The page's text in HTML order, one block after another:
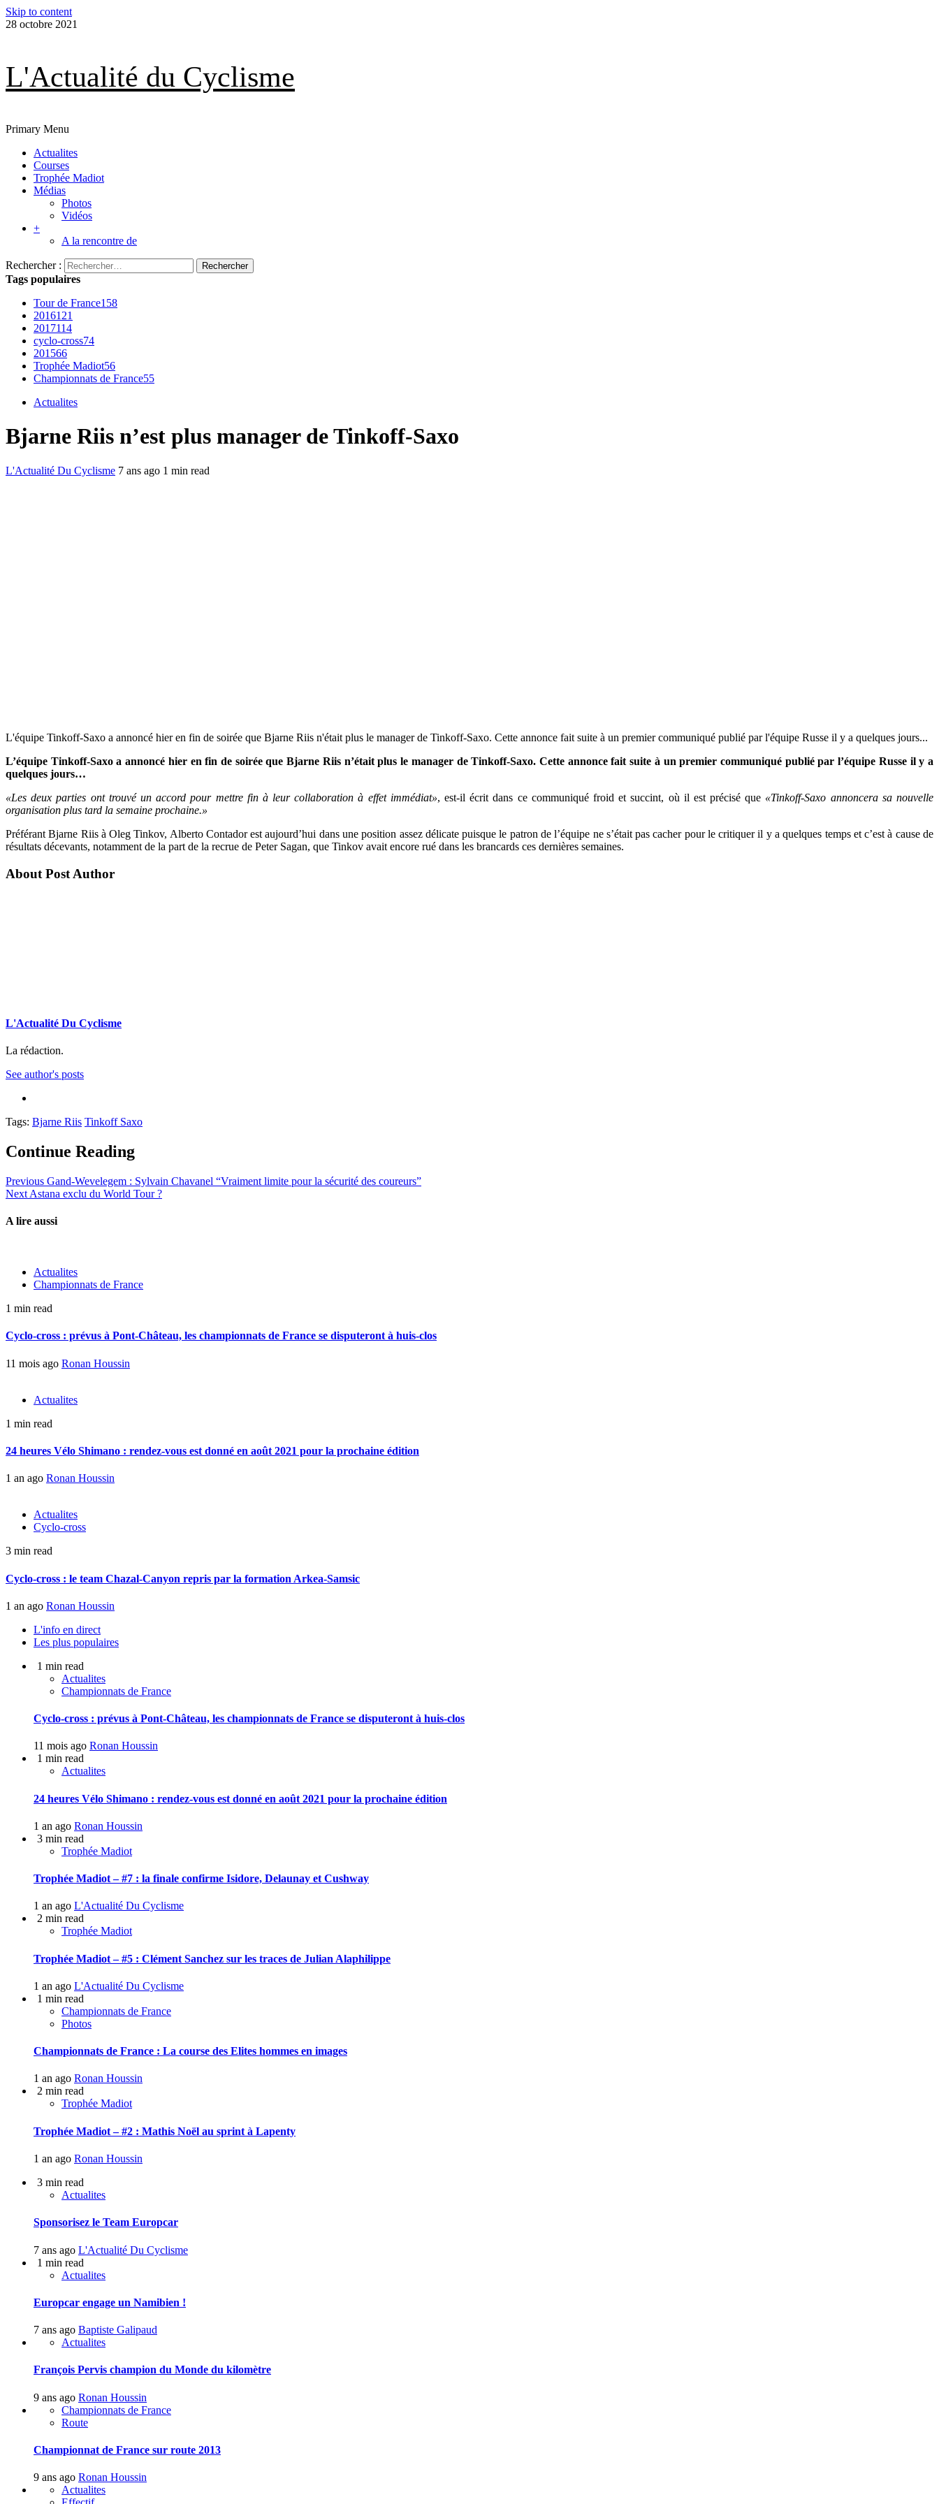
Skip to content
28 octobre 2021
L'Actualité du Cyclisme
Primary Menu
Actualites
Courses
Trophée Madiot
Médias
Photos
Vidéos
+
A la rencontre de
Rechercher :
Tags populaires
Tour de France158
2016121
2017114
cyclo-cross74
201566
Trophée Madiot56
Championnats de France55
Actualites
Bjarne Riis n’est plus manager de Tinkoff-Saxo
L'Actualité Du Cyclisme 7 ans ago 1 min read
L'équipe Tinkoff-Saxo a annoncé hier en fin de soirée que Bjarne Riis n'était plus le manager de Tinkoff-Saxo. Cette annonce fait suite à un premier communiqué publié par l'équipe Russe il y a quelques jours...
L’équipe Tinkoff-Saxo a annoncé hier en fin de soirée que Bjarne Riis n’était plus le manager de Tinkoff-Saxo. Cette annonce fait suite à un premier communiqué publié par l’équipe Russe il y a
quelques jours…
«Les deux parties ont trouvé un accord pour mettre fin à leur collaboration à effet immédiat», est-il écrit dans ce communiqué froid et succint, où il est précisé que «Tinkoff-Saxo annoncera sa nouvelle
organisation plus tard la semaine prochaine.»
Préférant Bjarne Riis à Oleg Tinkov, Alberto Contador est aujourd’hui dans une position assez délicate puisque le patron de l’équipe ne s’était pas cacher pour le critiquer il y a quelques temps et c’est à cause de
résultats décevants, notamment de la part de la recrue de Peter Sagan, que Tinkov avait encore rué dans les brancards ces dernières semaines.
About Post Author
L'Actualité Du Cyclisme
La rédaction.
See author's posts
Tags: Bjarne Riis Tinkoff Saxo
Continue Reading
Previous Gand-Wevelegem : Sylvain Chavanel “Vraiment limite pour la sécurité des coureurs”
Next Astana exclu du World Tour ?
A lire aussi
Actualites
Championnats de France
1 min read
Cyclo-cross : prévus à Pont-Château, les championnats de France se disputeront à huis-clos
11 mois ago Ronan Houssin
Actualites
1 min read
24 heures Vélo Shimano : rendez-vous est donné en août 2021 pour la prochaine édition
1 an ago Ronan Houssin
Actualites
Cyclo-cross
3 min read
Cyclo-cross : le team Chazal-Canyon repris par la formation Arkea-Samsic
1 an ago Ronan Houssin
L'info en direct
Les plus populaires
1 min read
Actualites
Championnats de France
Cyclo-cross : prévus à Pont-Château, les championnats de France se disputeront à huis-clos
11 mois ago Ronan Houssin
1 min read
Actualites
24 heures Vélo Shimano : rendez-vous est donné en août 2021 pour la prochaine édition
1 an ago Ronan Houssin
3 min read
Trophée Madiot
Trophée Madiot – #7 : la finale confirme Isidore, Delaunay et Cushway
1 an ago L'Actualité Du Cyclisme
2 min read
Trophée Madiot
Trophée Madiot – #5 : Clément Sanchez sur les traces de Julian Alaphilippe
1 an ago L'Actualité Du Cyclisme
1 min read
Championnats de France
Photos
Championnats de France : La course des Elites hommes en images
1 an ago Ronan Houssin
2 min read
Trophée Madiot
Trophée Madiot – #2 : Mathis Noël au sprint à Lapenty
1 an ago Ronan Houssin
3 min read
Actualites
Sponsorisez le Team Europcar
7 ans ago L'Actualité Du Cyclisme
1 min read
Actualites
Europcar engage un Namibien !
7 ans ago Baptiste Galipaud
Actualites
François Pervis champion du Monde du kilomètre
9 ans ago Ronan Houssin
Championnats de France
Route
Championnat de France sur route 2013
9 ans ago Ronan Houssin
Actualites